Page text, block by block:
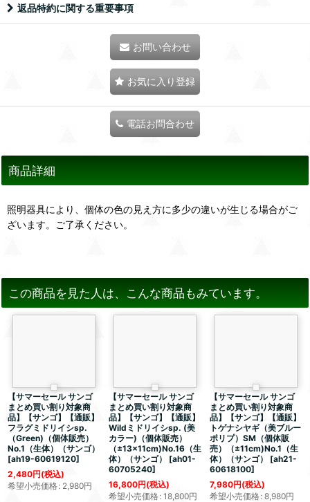
返品特約に関する重要事項
お問い合わせ
お気に入り登録
電話お問合わせ
商品詳細
照明器具により、個体の色の見え方に多少の違いが生じる場合がご
ざいます。ご了承ください。
この商品を見た人は、こんな商品もみています。
【サマーセール サンゴ
まとめ買い割り対象商
品】【サンゴ】【通販】
フラグミドリイシsp.
（Green)（個体販売）
No.1（生体）（サンゴ）
[ah19-60619120]
2,480円(税込)
希望小売価格: 2,980円
【サマーセール サンゴ
まとめ買い割り対象商
品】【サンゴ】【通販】
Wildミドリイシsp. (美
カラー)（個体販売）
（±13x11cm)No.16（生
体）（サンゴ）
[ah01-
60705240]
16,800円(税込)
希望小売価格: 18,800円
【サマーセール サンゴ
まとめ買い割り対象商
品】【サンゴ】【通販】
トゲナシヤギ（美ブルー
ポリプ）SM（個体販
売）（±11cm)No.1（生
体）（サンゴ）
[ah21-
60618100]
7,980円(税込)
希望小売価格: 8,980円